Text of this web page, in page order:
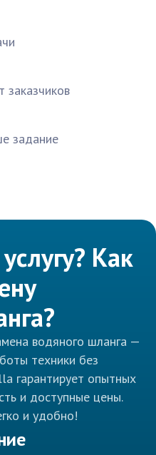
заказчиков
задание
Как
водяного шланга —
техники без
гарантирует опытных
и доступные цены.
и удобно!